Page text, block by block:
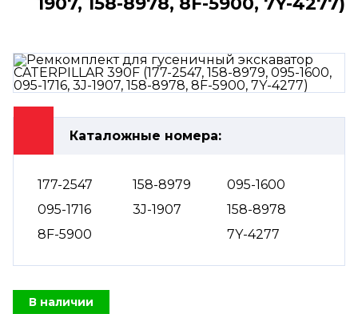
Каталожные номера:
177-2547 158-8979
095-1600
095-1716
3J-1907
158-8978
8F-5900
7Y-4277
В наличии